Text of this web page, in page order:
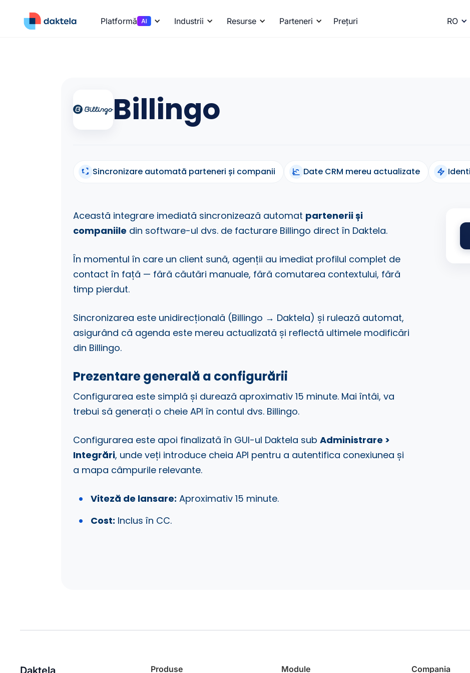
Platformă Industrii Resurse Parteneri Prețuri RO
Billingo
Sincronizare automată parteneri și companii Date CRM mereu actualizate
Această integrare imediată sincronizează automat partenerii și
companiile din software-ul dvs. de facturare Billingo direct în Daktela.
În momentul în care un client sună, agenții au imediat profilul complet de
contact în față — fără căutări manuale, fără comutarea contextului, fără
timp pierdut.
Sincronizarea este unidirecțională (Billingo → Daktela) și rulează automat,
asigurând că agenda este mereu actualizată și reflectă ultimele modificări
din Billingo.
Prezentare generală a configurării
Configurarea este simplă și durează aproximativ 15 minute. Mai întâi, va
trebui să generați o cheie API în contul dvs. Billingo.
Configurarea este apoi finalizată în GUI-ul Daktela sub Administrare >
Integrări, unde veți introduce cheia API pentru a autentifica conexiunea și
a mapa câmpurile relevante.
Viteză de lansare: Aproximativ 15 minute.
Cost: Inclus în CC.
Daktela Produse Module Compania